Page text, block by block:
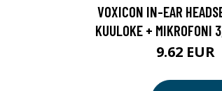
VOXICON IN-EAR
KUULOKE + MIKROFONI
9.62 EUR